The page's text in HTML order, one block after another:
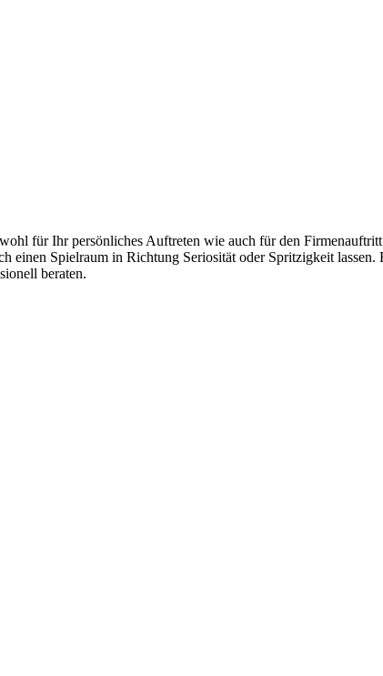
für Ihr persönliches Auftreten wie auch für den
einen Spielraum in Richtung Seriosität oder Spritzigkeit
beraten.